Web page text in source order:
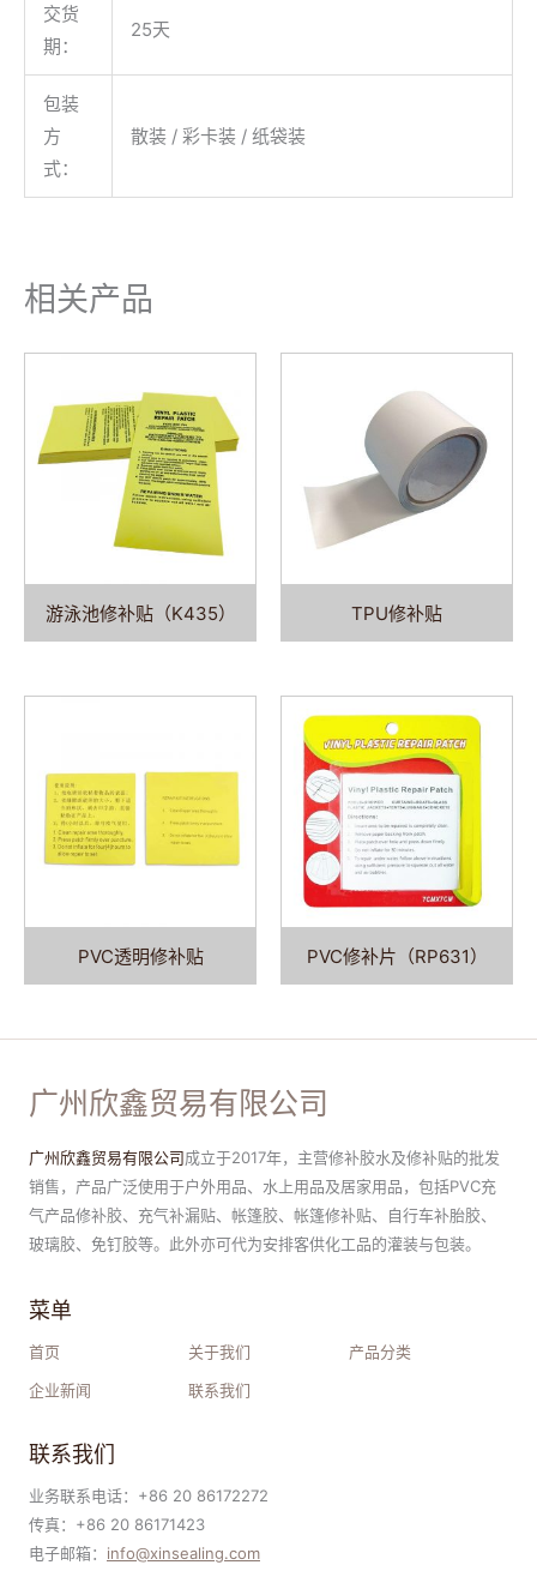
交货
期：
25天
包装
方
式：
散装 / 彩卡装 / 纸袋装
相关产品
游泳池修补贴（K435） TPU修补贴
PVC透明修补贴 PVC修补片（RP631）
广州欣鑫贸易有限公司
广州欣鑫贸易有限公司成立于2017年，主营修补胶水及修补贴的批发
销售，产品广泛使用于户外用品、水上用品及居家用品，包括PVC充
气产品修补胶、充气补漏贴、帐篷胶、帐篷修补贴、自行车补胎胶、
玻璃胶、免钉胶等。此外亦可代为安排客供化工品的灌装与包装。
菜单
首页 关于我们
产品分类
企业新闻
联系我们
联系我们
业务联系电话：+86 20 86172272
传真：+86 20 86171423
电子邮箱： info@xinsealing.com